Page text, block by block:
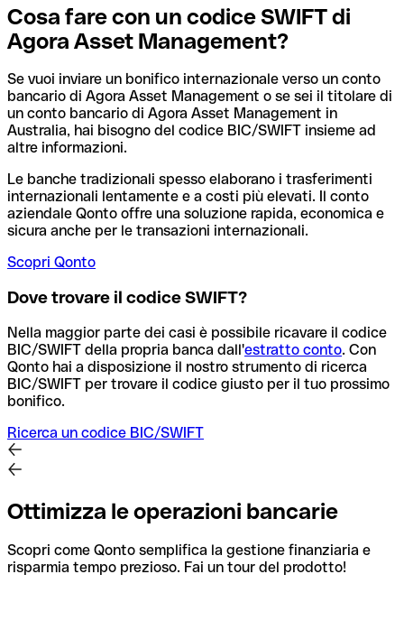
Cosa fare con un codice SWIFT di
Agora Asset Management?
Se vuoi inviare un bonifico internazionale verso un conto
bancario di Agora Asset Management o se sei il titolare di
un conto bancario di Agora Asset Management in
Australia, hai bisogno del codice BIC/SWIFT insieme ad
altre informazioni.
Le banche tradizionali spesso elaborano i trasferimenti
internazionali lentamente e a costi più elevati. Il conto
aziendale Qonto offre una soluzione rapida, economica e
sicura anche per le transazioni internazionali.
Scopri Qonto
Dove trovare il codice SWIFT?
Nella maggior parte dei casi è possibile ricavare il codice
BIC/SWIFT della propria banca dall'estratto conto. Con
Qonto hai a disposizione il nostro strumento di ricerca
BIC/SWIFT per trovare il codice giusto per il tuo prossimo
bonifico.
Ricerca un codice BIC/SWIFT
Ottimizza le operazioni bancarie
Scopri come Qonto semplifica la gestione finanziaria e
risparmia tempo prezioso. Fai un tour del prodotto!